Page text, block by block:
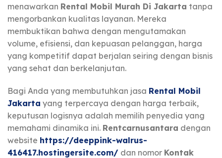
menawarkan Rental Mobil Murah Di Jakarta tanpa
mengorbankan kualitas layanan. Mereka
membuktikan bahwa dengan mengutamakan
volume, efisiensi, dan kepuasan pelanggan, harga
yang kompetitif dapat berjalan seiring dengan bisnis
yang sehat dan berkelanjutan.
Bagi Anda yang membutuhkan jasa Rental Mobil
Jakarta yang terpercaya dengan harga terbaik,
keputusan logisnya adalah memilih penyedia yang
memahami dinamika ini. Rentcarnusantara dengan
website https://deeppink-walrus-
416417.hostingersite.com/ dan nomor Kontak